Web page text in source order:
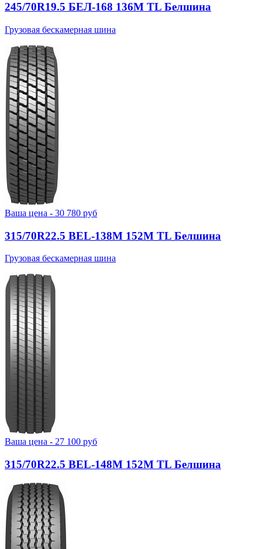
245/70R19.5 БЕЛ-168 136M TL Белшина
Грузовая бескамерная шина
Ваша цена - 30 780 руб
315/70R22.5 BEL-138М 152M TL Белшина
Грузовая бескамерная шина
Ваша цена - 27 100 руб
315/70R22.5 BEL-148М 152M TL Белшина